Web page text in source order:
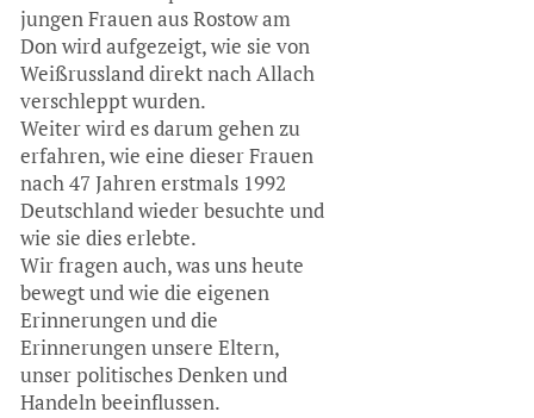
jungen Frauen aus Rostow am
Don wird aufgezeigt, wie sie von
Weißrussland direkt nach Allach
verschleppt wurden.
Weiter wird es darum gehen zu
erfahren, wie eine dieser Frauen
nach 47 Jahren erstmals 1992
Deutschland wieder besuchte und
wie sie dies erlebte.
Wir fragen auch, was uns heute
bewegt und wie die eigenen
Erinnerungen und die
Erinnerungen unsere Eltern,
unser politisches Denken und
Handeln beeinflussen.